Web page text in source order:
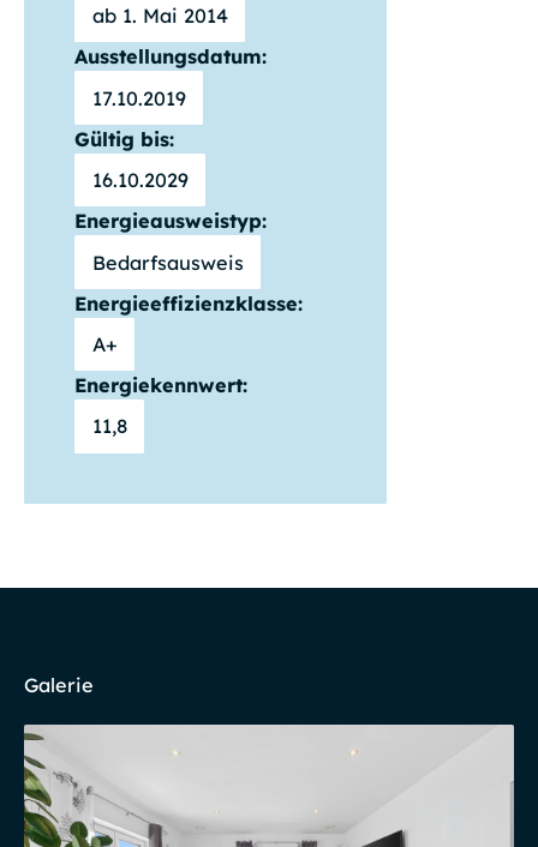
ab 1. Mai 2014
Ausstellungsdatum:
17.10.2019
Gültig bis:
16.10.2029
Energieausweistyp:
Bedarfsausweis
Energieeffizienzklasse:
A+
Energiekennwert:
11,8
Galerie